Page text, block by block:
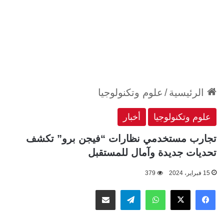
الرئيسية/ علوم وتكنولوجيا
علوم وتكنولوجيا أخبار
تجارب مستخدمي نظارات “فيجن برو” تكشف
تحديات جديدة وآمال للمستقبل
15 فبراير، 2024 379
فيسبوك
‫X واتسابتيلقراممشاركة عبر البريد